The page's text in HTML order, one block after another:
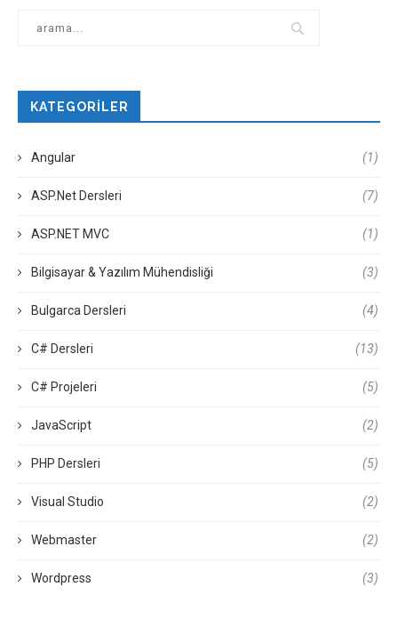
KATEGORILER
Angular (1)
ASP.Net Dersleri (7)
ASP.NET MVC (1)
Bilgisayar & Yazılım Mühendisliği (3)
Bulgarca Dersleri (4)
C# Dersleri (13)
C# Projeleri (5)
JavaScript (2)
PHP Dersleri (5)
Visual Studio (2)
Webmaster (2)
Wordpress (3)